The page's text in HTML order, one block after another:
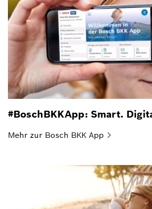
#BoschBKKApp: Smart.
Mehr zur Bosch BKK App